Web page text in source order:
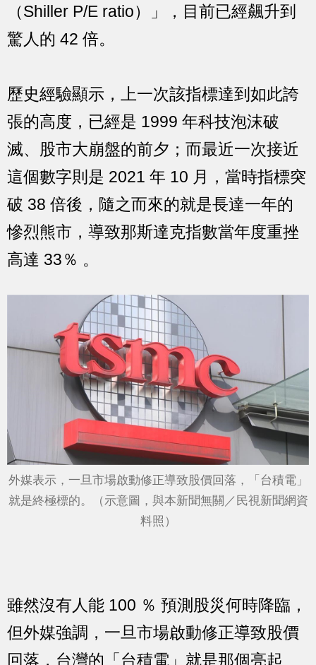
（Shiller P/E ratio）」，目前已經飆升到
驚人的 42 倍。
歷史經驗顯示，上一次該指標達到如此誇
張的高度，已經是 1999 年科技泡沫破
滅、股市大崩盤的前夕；而最近一次接近
這個數字則是 2021 年 10 月，當時指標突
破 38 倍後，隨之而來的就是長達一年的
慘烈熊市，導致那斯達克指數當年度重挫
高達 33％ 。
外媒表示，一旦市場啟動修正導致股價回落，「台積電」
就是終極標的。（示意圖，與本新聞無關／民視新聞網資
料照）
雖然沒有人能 100 ％ 預測股災何時降臨，
但外媒強調，一旦市場啟動修正導致股價
回落，台灣的「台積電」就是那個亮起